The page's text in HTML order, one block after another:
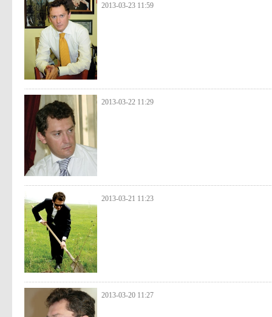
2013-03-23 11:59
2013-03-22 11:29
2013-03-21 11:23
2013-03-20 11:27